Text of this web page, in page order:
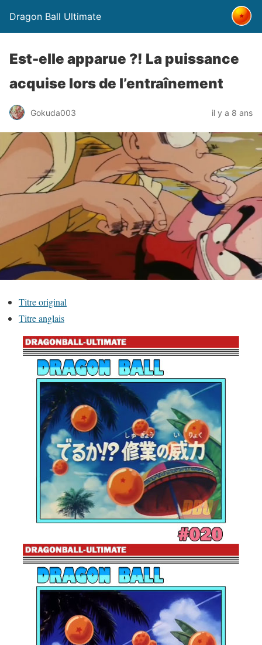
Dragon Ball Ultimate
Est-elle apparue ?! La puissance
acquise lors de l’entraînement
Gokuda003 il y a 8 ans
Titre original
Titre anglais